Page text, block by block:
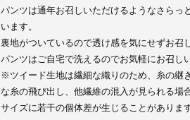
パンツは通年お召しいただけるようなさらっ
います。
裏地がついているので透け感を気にせずお召
パンツはご自宅で洗えるのでお気軽にお召し
※ツイード生地は繊細な織りのため、糸の継
な糸の飛び出し、他繊維の混入が見られる場
サイズに若干の個体差が生じることがありま